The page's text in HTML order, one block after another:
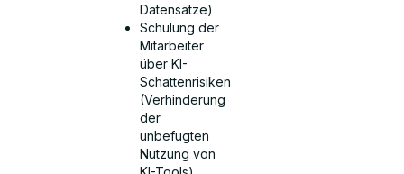
Datensätze)
Schulung der
Mitarbeiter
über KI-
Schattenrisiken
(Verhinderung
der
unbefugten
Nutzung von